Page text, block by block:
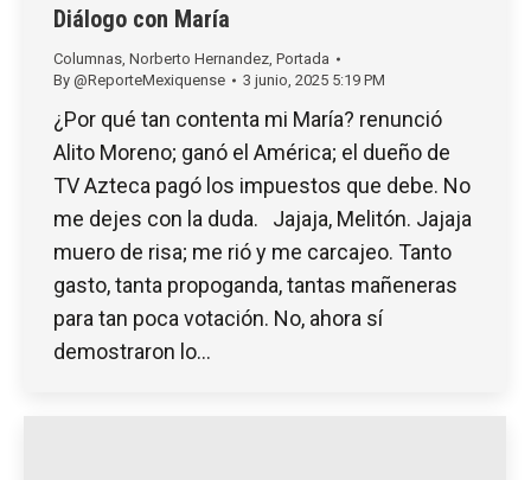
Diálogo con María
Columnas, Norberto Hernandez, Portada
By @ReporteMexiquense 3 junio, 2025 5:19 PM
¿Por qué tan contenta mi María? renunció
Alito Moreno; ganó el América; el dueño de
TV Azteca pagó los impuestos que debe. No
me dejes con la duda. Jajaja, Melitón. Jajaja
muero de risa; me rió y me carcajeo. Tanto
gasto, tanta propoganda, tantas mañeneras
para tan poca votación. No, ahora sí
demostraron lo…